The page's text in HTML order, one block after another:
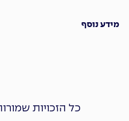
מידע נוסף
כל הזכויות